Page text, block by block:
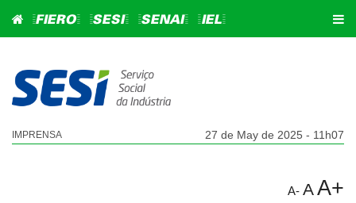
=FIERO= =SESI= =SENAI= =IEL=
IMPRENSA 27 de May de 2025 - 11h07
A- AA+